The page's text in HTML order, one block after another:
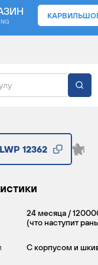
LWP 12362
24 месяца /
(что наступит
С корпусом и